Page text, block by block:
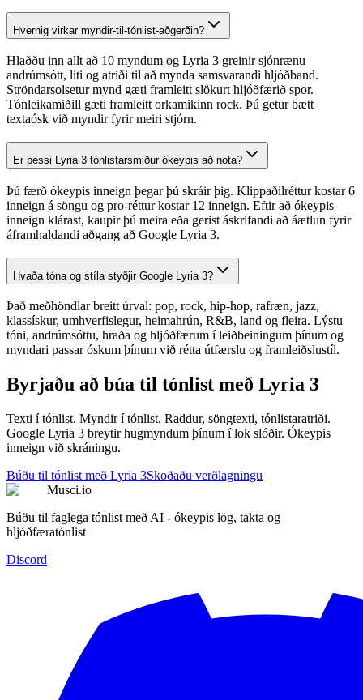
Hvernig virkar myndir-til-tónlist-aðgerðin?
Hlaððu inn allt að 10 myndum og Lyria 3 greinir sjónrænu
andrúmsótt, liti og atriði til að mynda samsvarandi hljóðband.
Ströndarsolsetur mynd gæti framleitt slökurt hljóðfærið spor.
Tónleikamiðill gæti framleitt orkamikinn rock. Þú getur bætt
textaósk við myndir fyrir meiri stjórn.
Er þessi Lyria 3 tónlistarsmiður ókeypis að nota?
Þú færð ókeypis inneign þegar þú skráir þig. Klippaðilréttur kostar 6
inneign á söngu og pro-réttur kostar 12 inneign. Eftir að ókeypis
inneign klárast, kaupir þú meira eða gerist áskrifandi að áætlun fyrir
áframhaldandi aðgang að Google Lyria 3.
Hvaða tóna og stíla styðjir Google Lyria 3?
Það meðhöndlar breitt úrval: pop, rock, hip-hop, rafræn, jazz,
klassískur, umhverfislegur, heimahrún, R&B, land og fleira. Lýstu
tóni, andrúmsóttu, hraða og hljóðfærum í leiðbeiningum þínum og
myndari passar óskum þínum við rétta útfærslu og framleiðslustíl.
Byrjaðu að búa til tónlist með Lyria 3
Texti í tónlist. Myndir í tónlist. Raddur, söngtexti, tónlistaratriði.
Google Lyria 3 breytir hugmyndum þínum í lok slóðir. Ókeypis
inneign við skráningu.
Búðu til tónlist með Lyria 3Skoðaðu verðlagningu
Musci.io
Búðu til faglega tónlist með AI - ókeypis lög, takta og
hljóðfæratónlist
Discord